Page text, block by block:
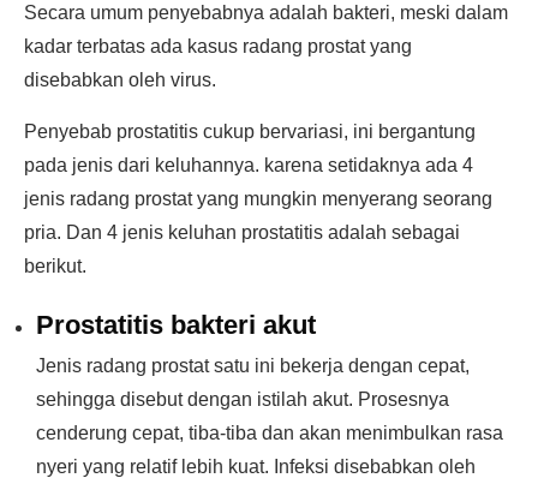
Secara umum penyebabnya adalah bakteri, meski dalam
kadar terbatas ada kasus radang prostat yang
disebabkan oleh virus.
Penyebab prostatitis cukup bervariasi, ini bergantung
pada jenis dari keluhannya. karena setidaknya ada 4
jenis radang prostat yang mungkin menyerang seorang
pria. Dan 4 jenis keluhan prostatitis adalah sebagai
berikut.
Prostatitis bakteri akut
Jenis radang prostat satu ini bekerja dengan cepat,
sehingga disebut dengan istilah akut. Prosesnya
cenderung cepat, tiba-tiba dan akan menimbulkan rasa
nyeri yang relatif lebih kuat. Infeksi disebabkan oleh